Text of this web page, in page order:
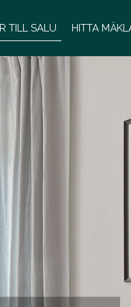
SALU
TILL SALU HITTA